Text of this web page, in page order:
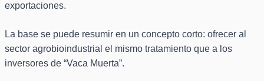
exportaciones.
La base se puede resumir en un concepto corto: ofrecer al
sector agrobioindustrial el mismo tratamiento que a los
inversores de “Vaca Muerta”.